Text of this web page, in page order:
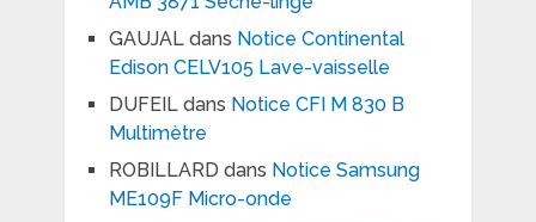
GAUJALdans Notice Continental
Edison CELV105 Lave-vaisselle
DUFEILdans Notice CFI M 830 B
Multimètre
ROBILLARD dans Notice Samsung
ME109F Micro-onde